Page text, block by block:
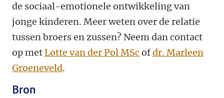
de sociaal-emotionele ontwikkeling van
jonge kinderen. Meer weten over de relatie
tussen broers en zussen? Neem dan contact
op metLotte van der Pol MScofdr. Marleen
Groeneveld.
Bron